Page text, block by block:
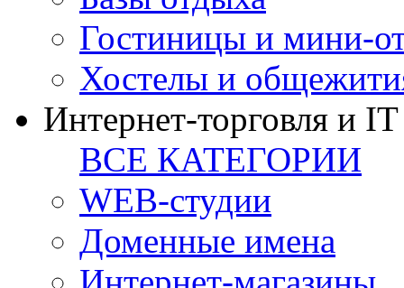
Гостиницы и мини-
Хостелы и
Интернет-торговля и IT
ВСЕ КАТЕГОРИИ
WEB-студии
Доменные имена